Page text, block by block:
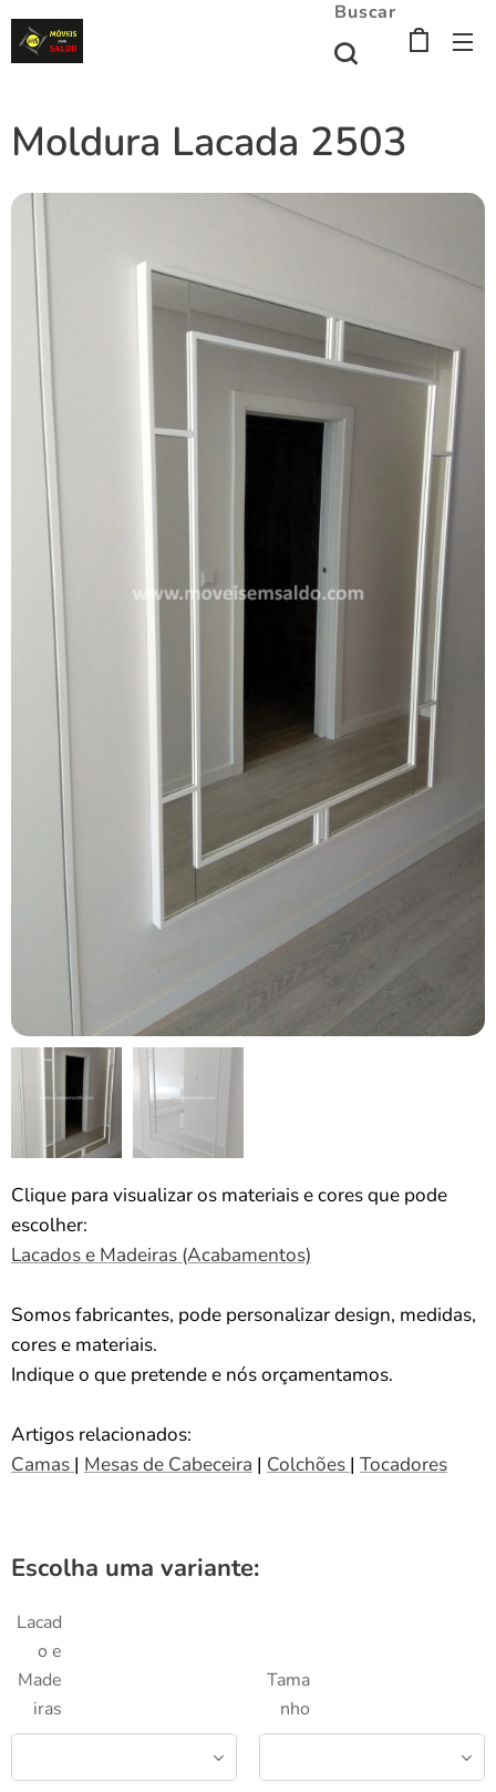
Buscar
Moldura Lacada 2503
Clique para visualizar os materiais e cores que pode
escolher:
Lacados e Madeiras (Acabamentos)
Somos fabricantes, pode personalizar design, medidas,
cores e materiais.
Indique o que pretende e nós orçamentamos.
Artigos relacionados:
Camas | Mesas de Cabeceira | Colchões | Tocadores
Escolha uma variante:
Lacad
o e
Made
iras
Tama
nho